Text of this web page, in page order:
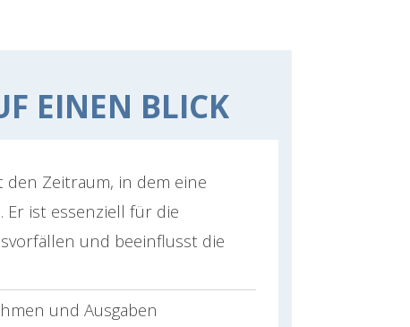
EINEN BLICK
Zeitraum, in dem eine
ist essenziell für die
und beeinflusst die
und Ausgaben